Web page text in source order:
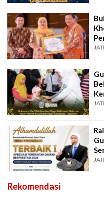
Rekomendasi